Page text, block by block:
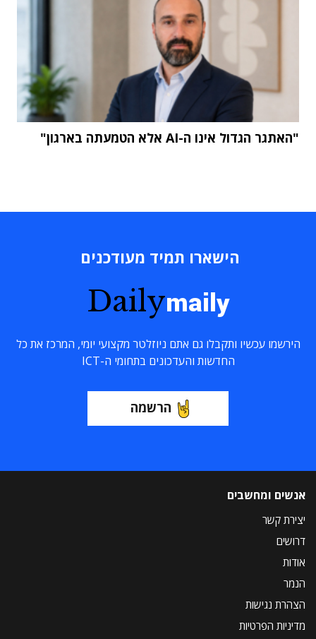
"האתגר הגדול אינו ה-AI אלא הטמעתה בארגון"
הישארו תמיד מעודכנים
Dailymaily
הירשמו עכשיו ותקבלו גם אתם ניוזלטר מקצועי יומי, המרכז את כל
החדשות והעדכונים בתחומי ה-ICT
הרשמה
אנשים ומחשבים
יצירת קשר
דרושים
אודות
הנמר
הצהרת נגישות
מדיניות הפרטיות